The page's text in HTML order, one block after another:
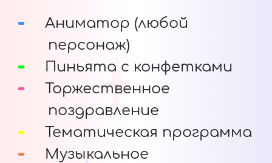
Аниматор (любой
персонаж)
Пиньята с конфетками
Торжественное
поздравление
Тематическая программа
Музыкальное